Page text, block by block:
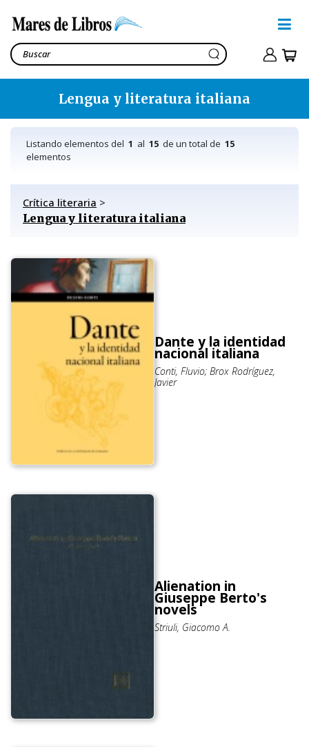
Lengua y literatura italiana
Listando elementos del 1 al 15 de un total de 15
elementos
Crítica literaria >
Lengua y literatura italiana
Dante y la identidad
nacional italiana
Conti, Fluvio; Brox Rodríguez,
Javier
Alienation in
Giuseppe Berto's
novels
Striuli, Giacomo A.